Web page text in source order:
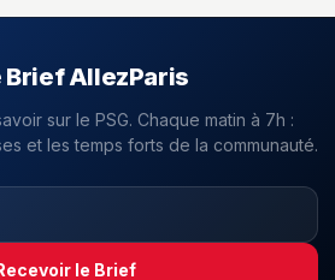
Brief AllezParis
sur le PSG. Chaque matin à 7h :
et les temps forts de la communauté.
le Brief